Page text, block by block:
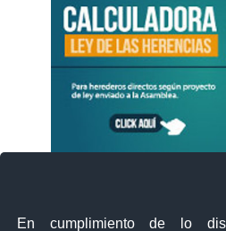
En cumplimiento de lo